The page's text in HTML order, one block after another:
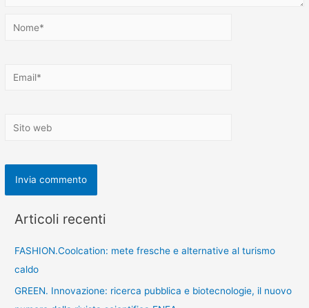
Articoli recenti
FASHION.Coolcation: mete fresche e alternative al turismo
caldo
GREEN. Innovazione: ricerca pubblica e biotecnologie, il nuovo